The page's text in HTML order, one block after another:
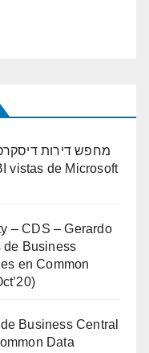
מחפש דירות
vistas de Microsoft
– CDS – Gerardo
de Business
en Common
Business Central
Data